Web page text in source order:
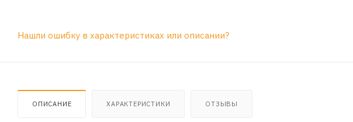
Нашли ошибку в характеристиках или описании?
ОПИСАНИЕ ХАРАКТЕРИСТИКИ ОТЗЫВЫ